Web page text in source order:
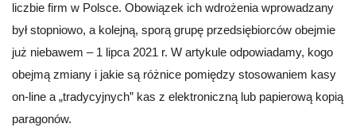
liczbie firm w Polsce. Obowiązek ich wdrożenia wprowadzany
był stopniowo, a kolejną, sporą grupę przedsiębiorców obejmie
już niebawem – 1 lipca 2021 r. W artykule odpowiadamy, kogo
obejmą zmiany i jakie są różnice pomiędzy stosowaniem kasy
on-line a „tradycyjnych” kas z elektroniczną lub papierową kopią
paragonów.